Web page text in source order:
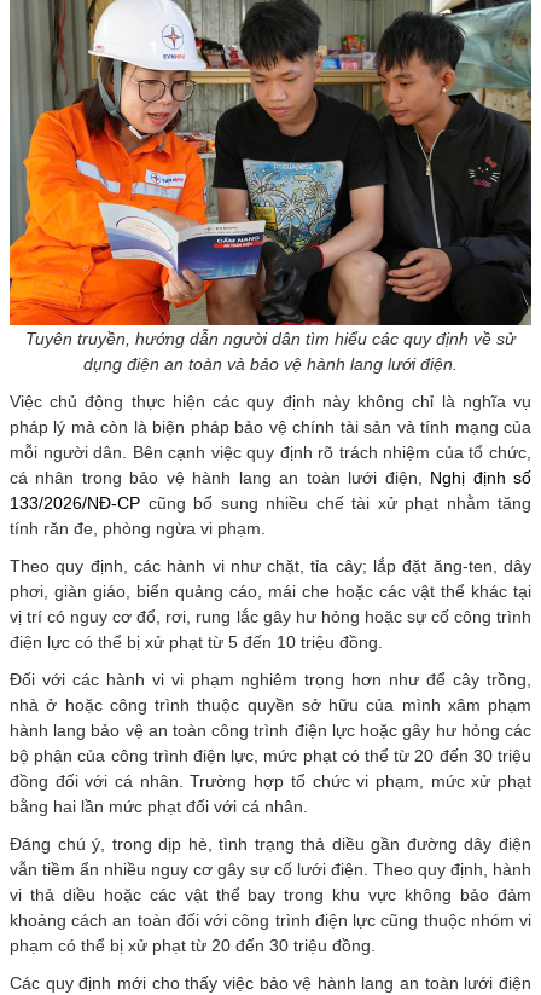
Tuyên truyền, hướng dẫn người dân tìm hiểu các quy định về sử
dụng điện an toàn và bảo vệ hành lang lưới điện.
Việc chủ động thực hiện các quy định này không chỉ là nghĩa vụ
pháp lý mà còn là biện pháp bảo vệ chính tài sản và tính mạng của
mỗi người dân. Bên cạnh việc quy định rõ trách nhiệm của tổ chức,
cá nhân trong bảo vệ hành lang an toàn lưới điện, Nghị định số
133/2026/NĐ-CP cũng bổ sung nhiều chế tài xử phạt nhằm tăng
tính răn đe, phòng ngừa vi phạm.
Theo quy định, các hành vi như chặt, tỉa cây; lắp đặt ăng-ten, dây
phơi, giàn giáo, biển quảng cáo, mái che hoặc các vật thể khác tại
vị trí có nguy cơ đổ, rơi, rung lắc gây hư hỏng hoặc sự cố công trình
điện lực có thể bị xử phạt từ 5 đến 10 triệu đồng.
Đối với các hành vi vi phạm nghiêm trọng hơn như để cây trồng,
nhà ở hoặc công trình thuộc quyền sở hữu của mình xâm phạm
hành lang bảo vệ an toàn công trình điện lực hoặc gây hư hỏng các
bộ phận của công trình điện lực, mức phạt có thể từ 20 đến 30 triệu
đồng đối với cá nhân. Trường hợp tổ chức vi phạm, mức xử phạt
bằng hai lần mức phạt đối với cá nhân.
Đáng chú ý, trong dịp hè, tình trạng thả diều gần đường dây điện
vẫn tiềm ẩn nhiều nguy cơ gây sự cố lưới điện. Theo quy định, hành
vi thả diều hoặc các vật thể bay trong khu vực không bảo đảm
khoảng cách an toàn đối với công trình điện lực cũng thuộc nhóm vi
phạm có thể bị xử phạt từ 20 đến 30 triệu đồng.
Các quy định mới cho thấy việc bảo vệ hành lang an toàn lưới điện